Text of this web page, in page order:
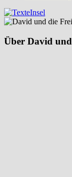
Über David